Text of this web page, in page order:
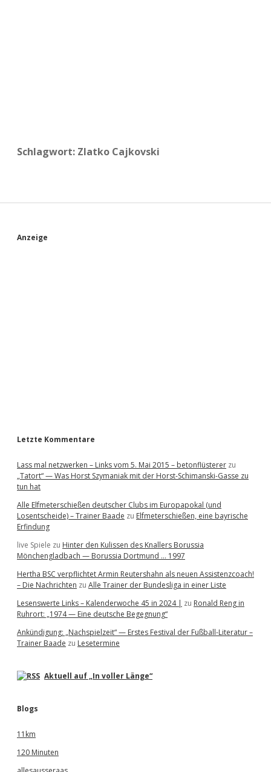
Schlagwort: Zlatko Cajkovski
S
Anzeige
Letzte Kommentare
Lass mal netzwerken – Links vom 5. Mai 2015 – betonflüsterer zu
„Tatort“ — Was Horst Szymaniak mit der Horst-Schimanski-Gasse zu
tun hat
Alle Elfmeterschießen deutscher Clubs im Europapokal (und
Losentscheide) – Trainer Baade zu Elfmeterschießen, eine bayrische
Erfindung
live Spiele zu Hinter den Kulissen des Knallers Borussia
Mönchengladbach — Borussia Dortmund … 1997
Hertha BSC verpflichtet Armin Reutershahn als neuen Assistenzcoach!
– Die Nachrichten zu Alle Trainer der Bundesliga in einer Liste
Lesenswerte Links – Kalenderwoche 45 in 2024 | zu Ronald Reng in
Ruhrort: „1974 — Eine deutsche Begegnung“
Ankündigung: „Nachspielzeit“ — Erstes Festival der Fußball-Literatur –
Trainer Baade zu Lesetermine
Aktuell auf „In voller Länge“
Blogs
11km
120 Minuten